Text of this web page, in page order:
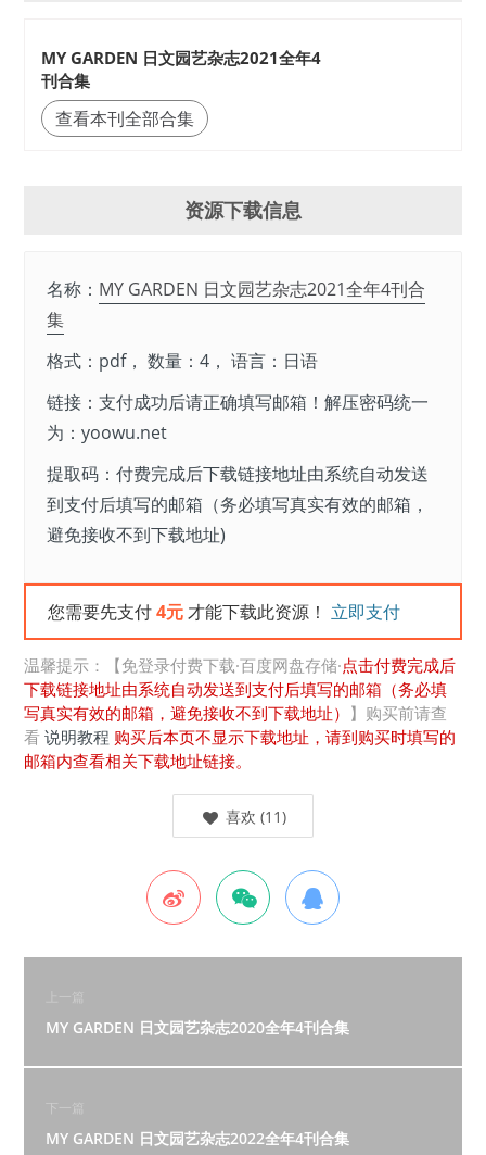
MY GARDEN 日文园艺杂志2021全年4
刊合集
查看本刊全部合集
资源下载信息
名称： MY GARDEN 日文园艺杂志2021全年4刊合
集
格式：pdf， 数量：4， 语言：日语
链接：支付成功后请正确填写邮箱！解压密码统一
为：yoowu.net
提取码：付费完成后下载链接地址由系统自动发送
到支付后填写的邮箱（务必填写真实有效的邮箱，
避免接收不到下载地址)
您需要先支付4元才能下载此资源！ 立即支付
温馨提示：【免登录付费下载·百度网盘存储·点击付费完成后
下载链接地址由系统自动发送到支付后填写的邮箱（务必填
写真实有效的邮箱，避免接收不到下载地址） 】购买前请查
看 说明教程 购买后本页不显示下载地址，请到购买时填写的
邮箱内查看相关下载地址链接。
喜欢 (11)
上一篇
MY GARDEN 日文园艺杂志2020全年4刊合集
下一篇
MY GARDEN 日文园艺杂志2022全年4刊合集